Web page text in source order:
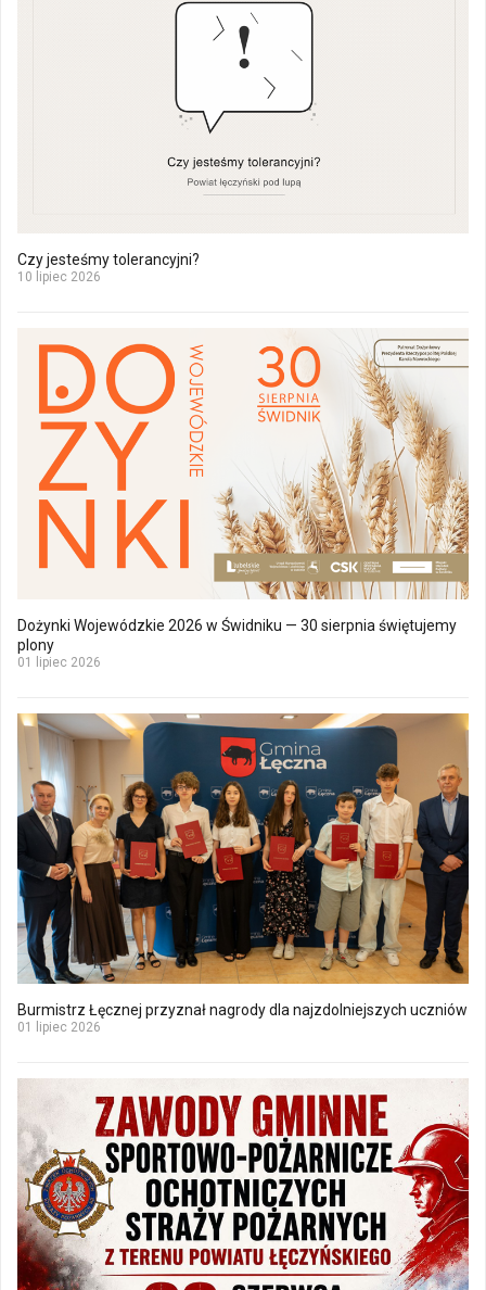
Czy jesteśmy tolerancyjni?
10 lipiec 2026
Dożynki Wojewódzkie 2026 w Świdniku — 30 sierpnia świętujemy
plony
01 lipiec 2026
Burmistrz Łęcznej przyznał nagrody dla najzdolniejszych uczniów
01 lipiec 2026